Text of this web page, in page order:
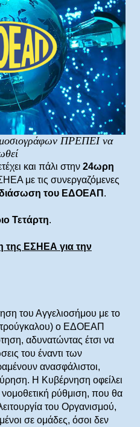
ΠΡΕΠΕΙ να
και πάλι στην 24ωρη
με τις συνεργαζόμενες
διάσωση του ΕΔΟΕΑΠ .
Τετάρτη.
της ΕΣΗΕΑ για την
του Αγγελιοσήμου με το
ο ΕΔΟΕΑΠ
αδυνατώντας έτσι να
του έναντι των
ανασφάλιστοι,
Η Κυβέρνηση οφείλει
ρύθμιση, που θα
του Οργανισμού,
σε ομάδες, όσοι δεν